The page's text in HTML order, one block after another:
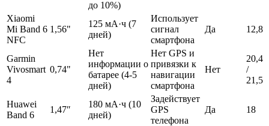
до 10%)
Xiaomi
Mi Band 6
NFC
1,56"
125 мА·ч (7
дней)
Использует
сигнал
смартфона
Да 12,8
Garmin
Vivosmart
4
0,74"
Нет
информации о
батарее (4-5
дней)
Нет GPS и
привязки к
навигации
смартфона
Нет
20,4
/
21,5
Huawei
Band 6
1,47″
180 мА·ч (10
дней)
Задействует
GPS
телефона
Да 18